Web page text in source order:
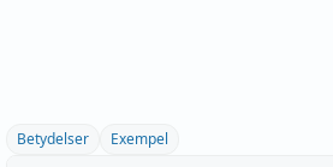
Betydelser Exempel